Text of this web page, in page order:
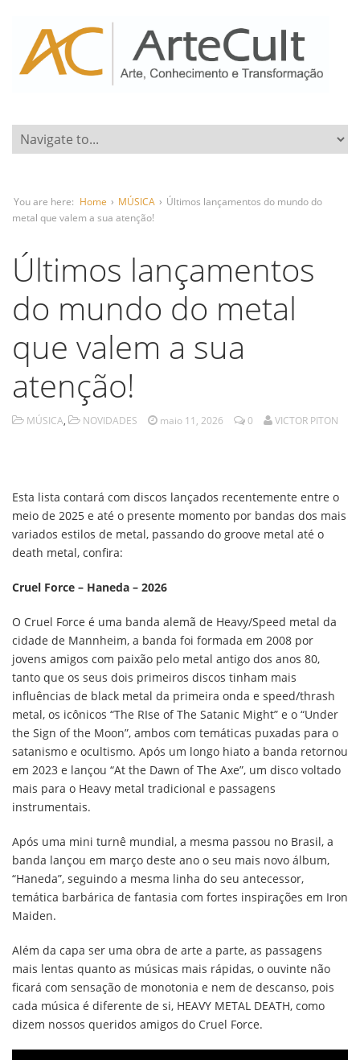
You are here: Home › MÚSICA › Últimos lançamentos do mundo do
metal que valem a sua atenção!
Últimos lançamentos
do mundo do metal
que valem a sua
atenção!
MÚSICA, NOVIDADES maio 11, 2026 0 VICTOR PITON
Esta lista contará com discos lançados recentemente entre o
meio de 2025 e até o presente momento por bandas dos mais
variados estilos de metal, passando do groove metal até o
death metal, confira:
Cruel Force – Haneda – 2026
O Cruel Force é uma banda alemã de Heavy/Speed metal da
cidade de Mannheim, a banda foi formada em 2008 por
jovens amigos com paixão pelo metal antigo dos anos 80,
tanto que os seus dois primeiros discos tinham mais
influências de black metal da primeira onda e speed/thrash
metal, os icônicos “The RIse of The Satanic Might” e o “Under
the Sign of the Moon”, ambos com temáticas puxadas para o
satanismo e ocultismo. Após um longo hiato a banda retornou
em 2023 e lançou “At the Dawn of The Axe”, um disco voltado
mais para o Heavy metal tradicional e passagens
instrumentais.
Após uma mini turnê mundial, a mesma passou no Brasil, a
banda lançou em março deste ano o seu mais novo álbum,
“Haneda”, seguindo a mesma linha do seu antecessor,
temática barbárica de fantasia com fortes inspirações em Iron
Maiden.
Além da capa ser uma obra de arte a parte, as passagens
mais lentas quanto as músicas mais rápidas, o ouvinte não
ficará com sensação de monotonia e nem de descanso, pois
cada música é diferente de si, HEAVY METAL DEATH, como
dizem nossos queridos amigos do Cruel Force.